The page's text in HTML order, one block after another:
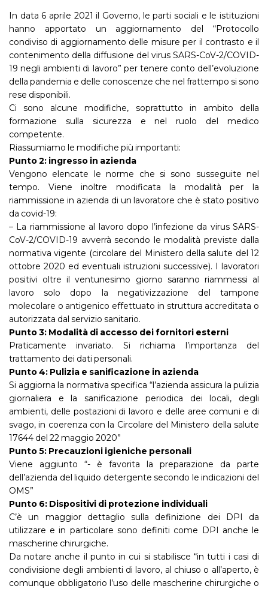
In data 6 aprile 2021 il Governo, le parti sociali e le istituzioni
hanno apportato un aggiornamento del “Protocollo
condiviso di aggiornamento delle misure per il contrasto e il
contenimento della diffusione del virus SARS-CoV-2/COVID-
19 negli ambienti di lavoro” per tenere conto dell’evoluzione
della pandemia e delle conoscenze che nel frattempo si sono
rese disponibili.
Ci sono alcune modifiche, soprattutto in ambito della
formazione sulla sicurezza e nel ruolo del medico
competente.
Riassumiamo le modifiche più importanti:
Punto 2: ingresso in azienda
Vengono elencate le norme che si sono susseguite nel
tempo. Viene inoltre modificata la modalità per la
riammissione in azienda di un lavoratore che è stato positivo
da covid-19:
– La riammissione al lavoro dopo l’infezione da virus SARS-
CoV-2/COVID-19 avverrà secondo le modalità previste dalla
normativa vigente (circolare del Ministero della salute del 12
ottobre 2020 ed eventuali istruzioni successive). I lavoratori
positivi oltre il ventunesimo giorno saranno riammessi al
lavoro solo dopo la negativizzazione del tampone
molecolare o antigenico effettuato in struttura accreditata o
autorizzata dal servizio sanitario.
Punto 3: Modalità di accesso dei fornitori esterni
Praticamente invariato. Si richiama l’importanza del
trattamento dei dati personali.
Punto 4: Pulizia e sanificazione in azienda
Si aggiorna la normativa specifica “l’azienda assicura la pulizia
giornaliera e la sanificazione periodica dei locali, degli
ambienti, delle postazioni di lavoro e delle aree comuni e di
svago, in coerenza con la Circolare del Ministero della salute
17644 del 22 maggio 2020”
Punto 5: Precauzioni igieniche personali
Viene aggiunto “- è favorita la preparazione da parte
dell’azienda del liquido detergente secondo le indicazioni del
OMS”
Punto 6: Dispositivi di protezione individuali
C’è un maggior dettaglio sulla definizione dei DPI da
utilizzare e in particolare sono definiti come DPI anche le
mascherine chirurgiche.
Da notare anche il punto in cui si stabilisce “in tutti i casi di
condivisione degli ambienti di lavoro, al chiuso o all’aperto, è
comunque obbligatorio l’uso delle mascherine chirurgiche o